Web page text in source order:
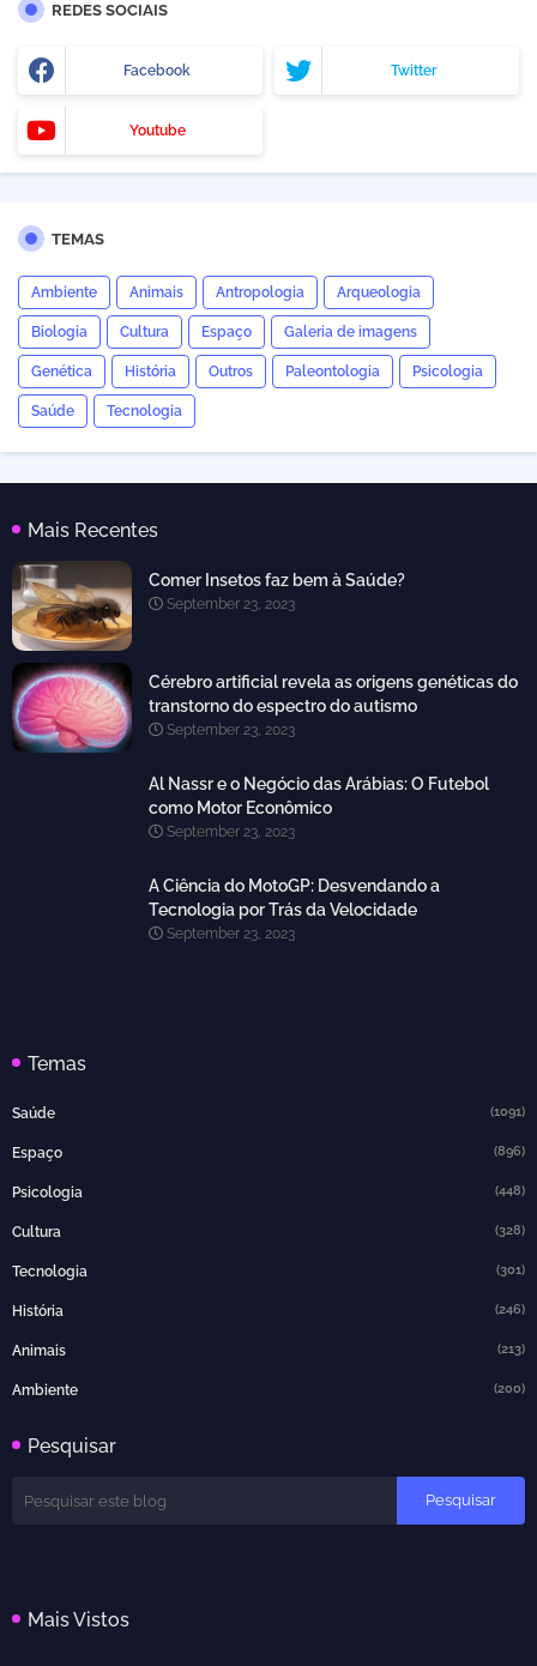
REDES SOCIAIS
Facebook Twitter
Youtube
TEMAS
Ambiente Animais Antropologia Arqueologia
Biologia Cultura Espaço Galeria de imagens
Genética História Outros Paleontologia Psicologia
Saúde Tecnologia
Mais Recentes
Comer Insetos faz bem à Saúde?
September 23, 2023
Cérebro artificial revela as origens genéticas do
transtorno do espectro do autismo
September 23, 2023
Al Nassr e o Negócio das Arábias: O Futebol
como Motor Econômico
September 23, 2023
A Ciência do MotoGP: Desvendando a
Tecnologia por Trás da Velocidade
September 23, 2023
Temas
Saúde (1091)
Espaço (896)
Psicologia (448)
Cultura (328)
Tecnologia (301)
História (246)
Animais (213)
Ambiente (200)
Pesquisar
Mais Vistos